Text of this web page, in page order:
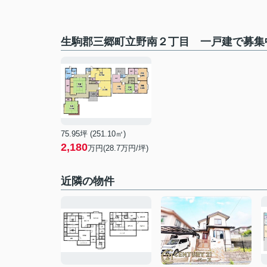
生駒郡三郷町立野南２丁目 一戸建で募集
75.95坪 (251.10㎡)
2,180万円(28.7万円/坪)
近隣の物件